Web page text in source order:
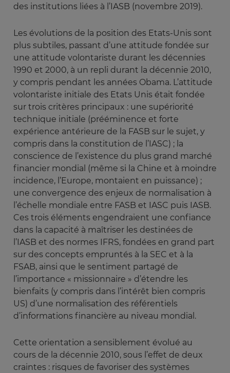
des institutions liées à l’IASB (novembre 2019).
Les évolutions de la position des Etats-Unis sont
plus subtiles, passant d’une attitude fondée sur
une attitude volontariste durant les décennies
1990 et 2000, à un repli durant la décennie 2010,
y compris pendant les années Obama. L’attitude
volontariste initiale des Etats Unis était fondée
sur trois critères principaux : une supériorité
technique initiale (prééminence et forte
expérience antérieure de la FASB sur le sujet, y
compris dans la constitution de l’IASC) ; la
conscience de l’existence du plus grand marché
financier mondial (même si la Chine et à moindre
incidence, l’Europe, montaient en puissance) ;
une convergence des enjeux de normalisation à
l’échelle mondiale entre FASB et IASC puis IASB.
Ces trois éléments engendraient une confiance
dans la capacité à maîtriser les destinées de
l’IASB et des normes IFRS, fondées en grand part
sur des concepts empruntés à la SEC et à la
FSAB, ainsi que le sentiment partagé de
l’importance « missionnaire » d’étendre les
bienfaits (y compris dans l’intérêt bien compris
US) d’une normalisation des référentiels
d’informations financière au niveau mondial.
Cette orientation a sensiblement évolué au
cours de la décennie 2010, sous l’effet de deux
craintes : risques de favoriser des systèmes